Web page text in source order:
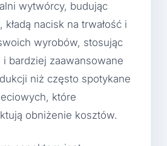
wytwórcy, budując
nacisk na trwałość i
wyrobów, stosując
bardziej zaawansowane
niż często spotykane
które
obniżenie kosztów.